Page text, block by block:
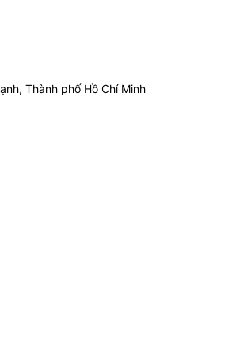
Thành phố Hồ Chí Minh